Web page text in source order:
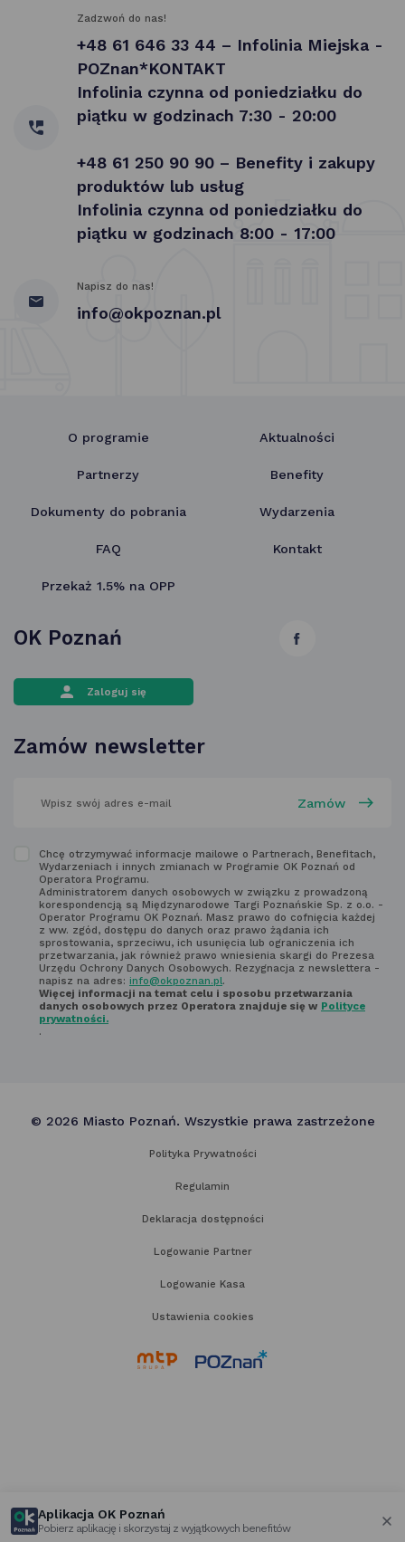
Zadzwoń do nas!
+48 61 646 33 44 – Infolinia Miejska -
POZnan*KONTAKT
Infolinia czynna od poniedziałku do
piątku w godzinach 7:30 - 20:00
+48 61 250 90 90 – Benefity i zakupy
produktów lub usług
Infolinia czynna od poniedziałku do
piątku w godzinach 8:00 - 17:00
Napisz do nas!
info@okpoznan.pl
O programie Aktualności
Partnerzy Benefity
Dokumenty do pobrania Wydarzenia
FAQ Kontakt
Przekaż 1.5% na OPP
link
OK Poznań
Zaloguj się
Zamów newsletter
poniżej
Zapoznaj
z regulaminem
newsletter'a
Chcę otrzymywać informacje mailowe o Partnerach, Benefitach,
Wydarzeniach i innych zmianach w Programie OK Poznań od
Operatora Programu.
Administratorem danych osobowych w związku z prowadzoną
korespondencją są Międzynarodowe Targi Poznańskie Sp. z o.o. -
Operator Programu OK Poznań. Masz prawo do cofnięcia każdej
z ww. zgód, dostępu do danych oraz prawo żądania ich
sprostowania, sprzeciwu, ich usunięcia lub ograniczenia ich
przetwarzania, jak również prawo wniesienia skargi do Prezesa
Urzędu Ochrony Danych Osobowych. Rezygnacja z newslettera -
napisz na adres: info@okpoznan.pl.
Więcej informacji na temat celu i sposobu przetwarzania
danych osobowych przez Operatora znajduje się w Polityce
prywatności.
.
© 2026 Miasto Poznań. Wszystkie prawa zastrzeżone
Polityka Prywatności
Regulamin
Deklaracja dostępności
Logowanie Partner
Logowanie Kasa
Ustawienia cookies
link
link
Aplikacja OK Poznań
Pobierz aplikację i skorzystaj z wyjątkowych benefitów